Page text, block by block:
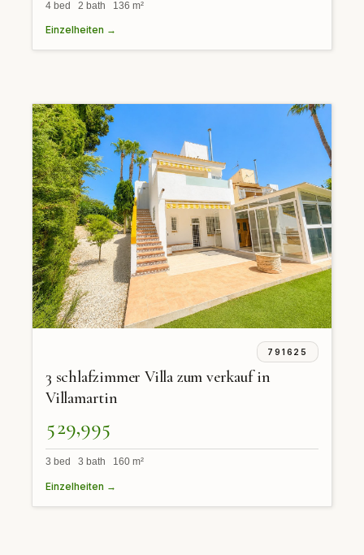
4 bed 2 bath 136 m²
Einzelheiten →
791625
3 schlafzimmer Villa zum verkauf in
Villamartin
529,995
3 bed 3 bath 160 m²
Einzelheiten →